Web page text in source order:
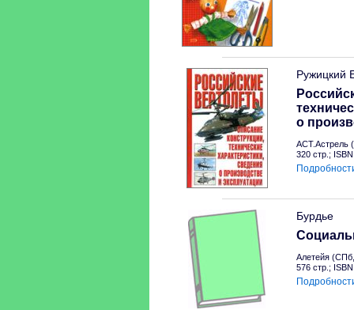
Ружицкий
о
АСТ.Астрель
320 стр.;
Бурдье
Алетейя
576 стр.;